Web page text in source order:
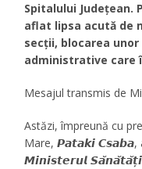
Spitalului Județean.
aflat lipsa acută de
secții, blocarea
administrative care
Mesajul transmis de
Astăzi, împreună cu
Mare, 𝙋𝙖𝙩𝙖𝙠𝙞 𝘾𝙨𝙖𝙗𝙖,
𝙈𝙞𝙣𝙞𝙨𝙩𝙚𝙧𝙪𝙡